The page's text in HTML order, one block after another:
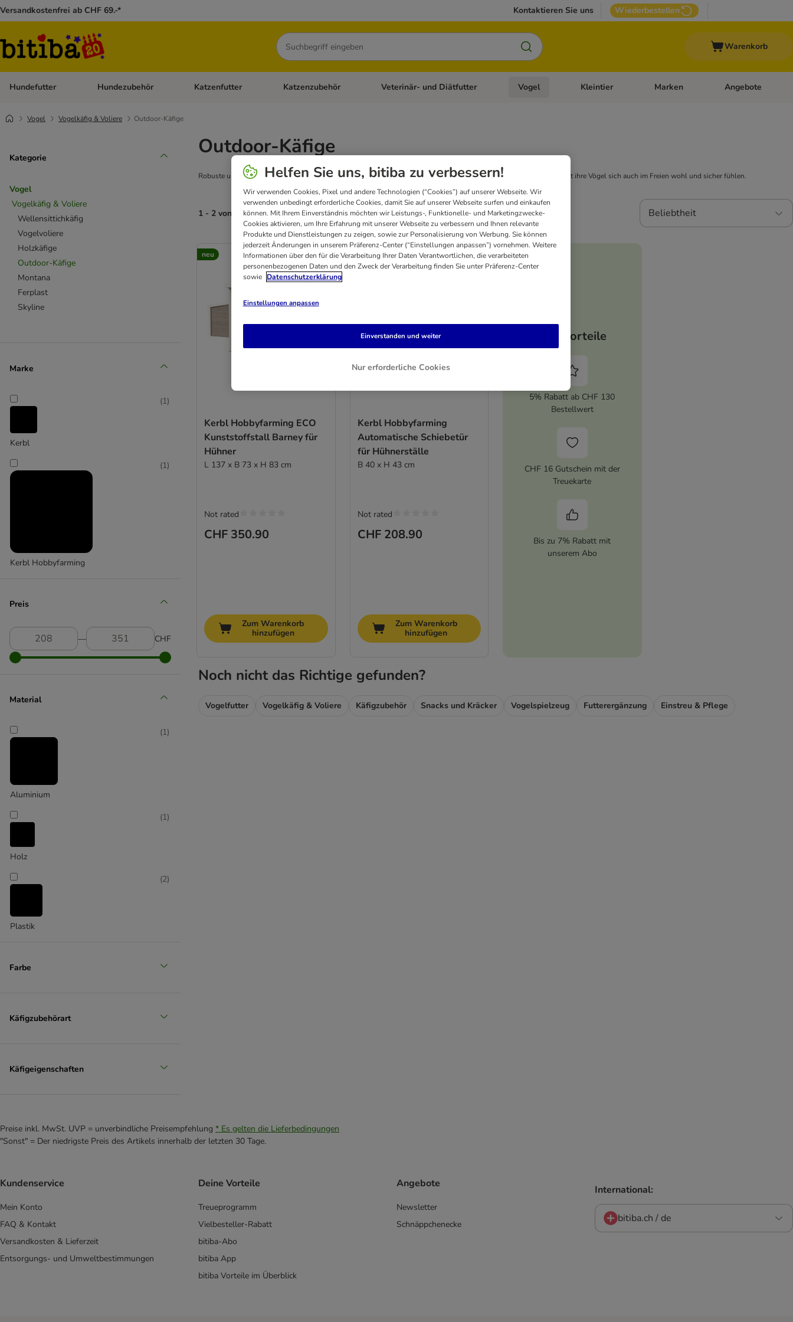
Versandkostenfrei ab CHF 69.-* Kontaktieren Sie uns Wiederbestellen
Suchen
Warenkorb
Hundefutter Kategorie-Menü öffnen: Hundefutter
Hundezubehör Kategorie-Menü öffnen: Hundezubehör
Katzenfutter Kategorie-Menü öffnen: Katzenfutter
Katzenzubehör Kategorie-Menü öffnen: Katzenzubehör
Veterinär- und Diätfutter Kategorie-Menü öffnen: Veterinär- und Diätfutter
Vogel Kategorie-Menü öffnen: Vogel
Kleintier Kategorie-Menü öffnen: Kleintier
Marken Kategorie-Menü
Angebote
Vogel Vogelkäfig & Voliere Outdoor-Käfige
Kategorie
Vogel
Vogelkäfig & Voliere
Wellensittichkäfig
Vogelvoliere
Holzkäfige
Outdoor-Käfige
Montana
Ferplast
Skyline
Marke
Kerbl
(1)
Kerbl Hobbyfarming
(1)
Preis
― CHF
Material
Aluminium
(1)
Holz
(1)
Plastik
(2)
Farbe
Käfigzubehörart
Käfigeigenschaften
Outdoor-Käfige
Robuste und wetterfeste Käfige für Vögel sowie Hühnerställe bieten auch gleichzeitig einen Schutz vor Räubern, damit ihre Vögel sich auch im Freien wohl und sicher fühlen.
1 - 2 von 2 Ergebnissen Beliebtheit
neu
Kerbl Hobbyfarming ECO
Kunststoffstall Barney für
Hühner
L 137 x B 73 x H 83 cm
CHF 350.90
Not rated
Zum Warenkorb
hinzufügen
neu
Kerbl Hobbyfarming
Automatische Schiebetür
für Hühnerställe
B 40 x H 43 cm
CHF 208.90
Not rated
Zum Warenkorb
hinzufügen
Ihre Vorteile
5% Rabatt ab CHF 130
Bestellwert
CHF 16 Gutschein mit der
Treuekarte
Bis zu 7% Rabatt mit
unserem Abo
Noch nicht das Richtige gefunden?
Vogelfutter Vogelkäfig & Voliere Käfigzubehör Snacks und Kräcker Vogelspielzeug Futterergänzung Einstreu & Pflege
Preise inkl. MwSt. UVP = unverbindliche Preisempfehlung * Es gelten die Lieferbedingungen
"Sonst" = Der niedrigste Preis des Artikels innerhalb der letzten 30 Tage.
Kundenservice
Mein Konto
FAQ & Kontakt
Versandkosten & Lieferzeit
Entsorgungs- und Umweltbestimmungen
Deine Vorteile
Treueprogramm
Vielbesteller-Rabatt
bitiba-Abo
bitiba App
bitiba Vorteile im Überblick
Angebote
Newsletter
Schnäppchenecke
International:
bitiba.ch / de
Helfen Sie uns, bitiba zu verbessern!
Wir verwenden Cookies, Pixel und andere Technologien (“Cookies”) auf unserer Webseite. Wir
verwenden unbedingt erforderliche Cookies, damit Sie auf unserer Webseite surfen und einkaufen
können. Mit Ihrem Einverständnis möchten wir Leistungs-, Funktionelle- und Marketingzwecke-
Cookies aktivieren, um Ihre Erfahrung mit unserer Webseite zu verbessern und Ihnen relevante
Produkte und Dienstleistungen zu zeigen, sowie zur Personalisierung von Werbung. Sie können
jederzeit Änderungen in unserem Präferenz-Center (“Einstellungen anpassen”) vornehmen. Weitere
Informationen über den für die Verarbeitung Ihrer Daten Verantwortlichen, die verarbeiteten
personenbezogenen Daten und den Zweck der Verarbeitung finden Sie unter Präferenz-Center
sowie Datenschutzerklärung
Einstellungen anpassen
Nur erforderliche Cookies
Einverstanden und weiter